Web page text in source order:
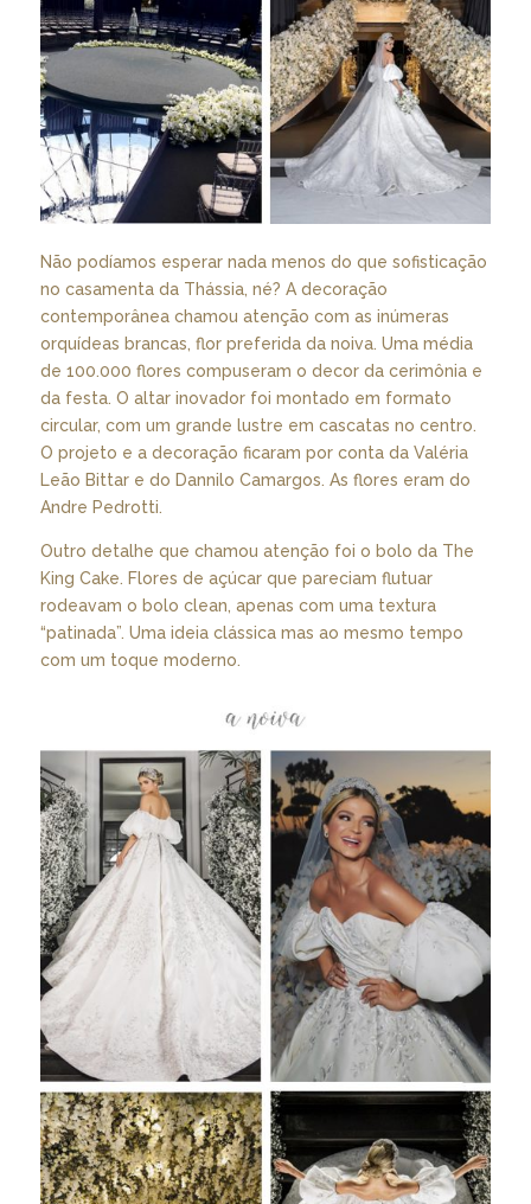
Não podíamos esperar nada menos do que sofisticação
no casamenta da Thássia, né? A decoração
contemporânea chamou atenção com as inúmeras
orquídeas brancas, flor preferida da noiva. Uma média
de 100.000 flores compuseram o decor da cerimônia e
da festa. O altar inovador foi montado em formato
circular, com um grande lustre em cascatas no centro.
O projeto e a decoração ficaram por conta da Valéria
Leão Bittar e do Dannilo Camargos. As flores eram do
Andre Pedrotti.
Outro detalhe que chamou atenção foi o bolo da The
King Cake. Flores de açúcar que pareciam flutuar
rodeavam o bolo clean, apenas com uma textura
“patinada”. Uma ideia clássica mas ao mesmo tempo
com um toque moderno.